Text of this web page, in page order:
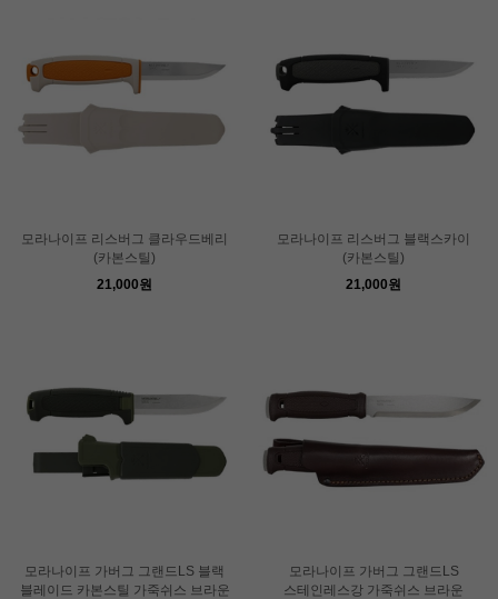
모라나이프 리스버그 클라우드베리
(카본스틸)
21,000원
모라나이프 리스버그 블랙스카이
(카본스틸)
21,000원
모라나이프 가버그 그랜드LS 블랙
블레이드 카본스틸 가죽쉬스 브라운
모라나이프 가버그 그랜드LS
스테인레스강 가죽쉬스 브라운